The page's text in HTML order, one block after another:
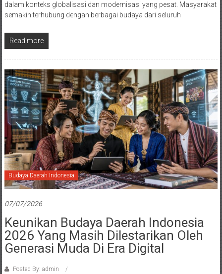
dalam konteks globalisasi dan modernisasi yang pesat. Masyarakat
semakin terhubung dengan berbagai budaya dari seluruh
Read more
Budaya Daerah Indonesia
07/07/2026
Keunikan Budaya Daerah Indonesia
2026 Yang Masih Dilestarikan Oleh
Generasi Muda Di Era Digital
Posted By: admin